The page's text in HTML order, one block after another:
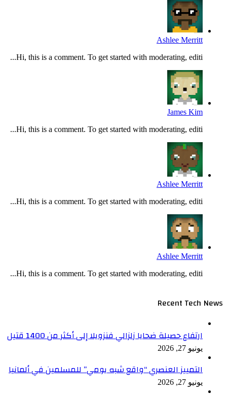
Ashlee Merritt
Hi, this is a comment. To get started with moderating, editi...
James Kim
Hi, this is a comment. To get started with moderating, editi...
Ashlee Merritt
Hi, this is a comment. To get started with moderating, editi...
Ashlee Merritt
Hi, this is a comment. To get started with moderating, editi...
Recent Tech News
ارتفاع حصيلة ضحايا زلزالي فنزويلا إلى أكثر من 1400 قتيل
يونيو 27, 2026
التمييز العنصري “واقع شبه يومي” للمسلمين في ألمانيا
يونيو 27, 2026